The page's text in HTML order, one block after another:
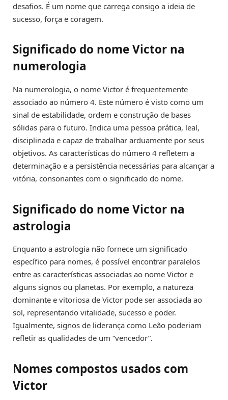
desafios. É um nome que carrega consigo a ideia de
sucesso, força e coragem.
Significado do nome Victor na
numerologia
Na numerologia, o nome Victor é frequentemente
associado ao número 4. Este número é visto como um
sinal de estabilidade, ordem e construção de bases
sólidas para o futuro. Indica uma pessoa prática, leal,
disciplinada e capaz de trabalhar arduamente por seus
objetivos. As características do número 4 refletem a
determinação e a persistência necessárias para alcançar a
vitória, consonantes com o significado do nome.
Significado do nome Victor na
astrologia
Enquanto a astrologia não fornece um significado
específico para nomes, é possível encontrar paralelos
entre as características associadas ao nome Victor e
alguns signos ou planetas. Por exemplo, a natureza
dominante e vitoriosa de Victor pode ser associada ao
sol, representando vitalidade, sucesso e poder.
Igualmente, signos de liderança como Leão poderiam
refletir as qualidades de um “vencedor”.
Nomes compostos usados com
Victor